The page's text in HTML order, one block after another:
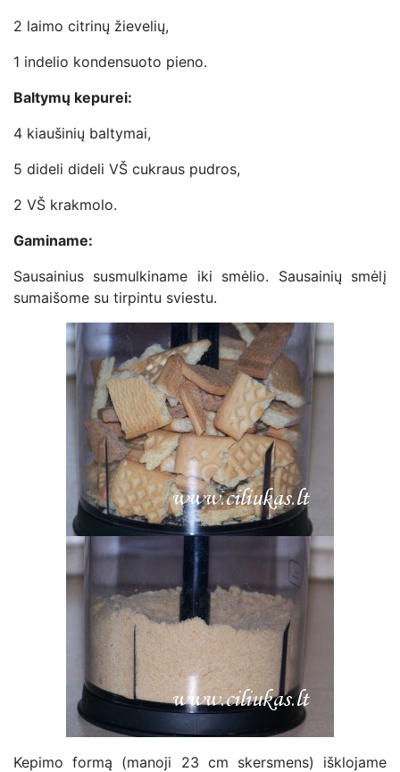
2 laimo citrinų žievelių,
1 indelio kondensuoto pieno.
Baltymų kepurei:
4 kiaušinių baltymai,
5 dideli dideli VŠ cukraus pudros,
2 VŠ krakmolo.
Gaminame:
Sausainius susmulkiname iki smėlio. Sausainių smėlį
sumaišome su tirpintu sviestu.
Kepimo formą (manoji 23 cm skersmens) išklojame